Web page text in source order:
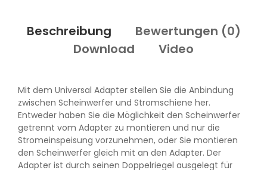
Beschreibung Bewertungen (0)
Download
Video
Mit dem Universal Adapter stellen Sie die Anbindung
zwischen Scheinwerfer und Stromschiene her.
Entweder haben Sie die Möglichkeit den Scheinwerfer
getrennt vom Adapter zu montieren und nur die
Stromeinspeisung vorzunehmen, oder Sie montieren
den Scheinwerfer gleich mit an den Adapter. Der
Adapter ist durch seinen Doppelriegel ausgelegt für